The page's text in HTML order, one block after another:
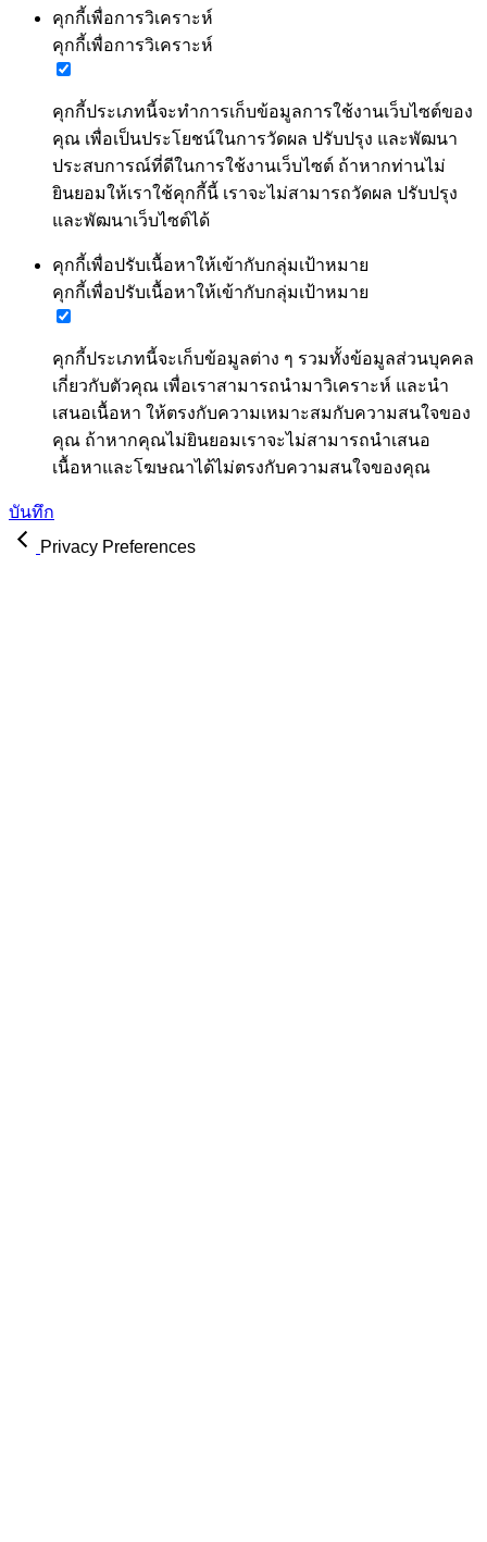
คุกกี้เพื่อการวิเคราะห์
คุกกี้เพื่อการวิเคราะห์
คุกกี้ประเภทนี้จะทำการเก็บข้อมูลการใช้งานเว็บไซต์ของ
คุณ เพื่อเป็นประโยชน์ในการวัดผล ปรับปรุง และพัฒนา
ประสบการณ์ที่ดีในการใช้งานเว็บไซต์ ถ้าหากท่านไม่
ยินยอมให้เราใช้คุกกี้นี้ เราจะไม่สามารถวัดผล ปรับปรุง
และพัฒนาเว็บไซต์ได้
คุกกี้เพื่อปรับเนื้อหาให้เข้ากับกลุ่มเป้าหมาย
คุกกี้เพื่อปรับเนื้อหาให้เข้ากับกลุ่มเป้าหมาย
คุกกี้ประเภทนี้จะเก็บข้อมูลต่าง ๆ รวมทั้งข้อมูลส่วนบุคคล
เกี่ยวกับตัวคุณ เพื่อเราสามารถนำมาวิเคราะห์ และนำ
เสนอเนื้อหา ให้ตรงกับความเหมาะสมกับความสนใจของ
คุณ ถ้าหากคุณไม่ยินยอมเราจะไม่สามารถนำเสนอ
เนื้อหาและโฆษณาได้ไม่ตรงกับความสนใจของคุณ
บันทึก
Privacy Preferences